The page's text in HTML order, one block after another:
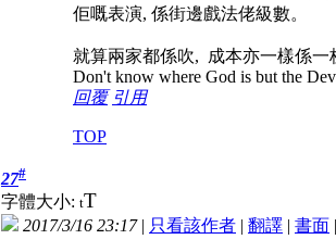
佢嘅表演, 係街邊戲法佬級數。
就算兩家都係吹, 成本亦一樣係一
Don't know where God is but the
回覆 引用
TOP
27#
字體大小: tT
2017/3/16 23:17| 只看該作者 | 翻譯 | 書面